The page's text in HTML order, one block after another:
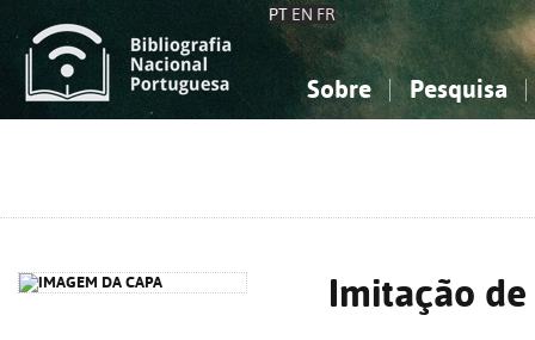
PT EN FR
Sobre Pesquisa
Imitação